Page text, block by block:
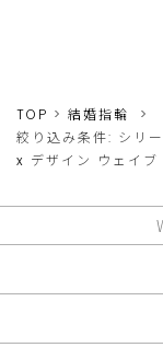
TOP
結婚指輪
絞り込み条件: シリ
x デザイン ウェイブ